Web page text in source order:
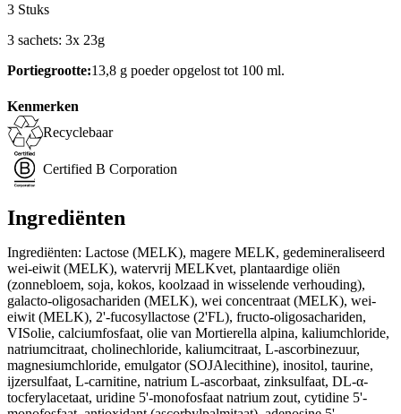
3 Stuks
3 sachets: 3x 23g
Portiegrootte:13,8 g poeder opgelost tot 100 ml.
Kenmerken
Recyclebaar
Certified B Corporation
Ingrediënten
Ingrediënten: Lactose (MELK), magere MELK, gedemineraliseerd
wei-eiwit (MELK), watervrij MELKvet, plantaardige oliën
(zonnebloem, soja, kokos, koolzaad in wisselende verhouding),
galacto-oligosachariden (MELK), wei concentraat (MELK), wei-
eiwit (MELK), 2'-fucosyllactose (2'FL), fructo-oligosachariden,
VISolie, calciumfosfaat, olie van Mortierella alpina, kaliumchloride,
natriumcitraat, cholinechloride, kaliumcitraat, L-ascorbinezuur,
magnesiumchloride, emulgator (SOJAlecithine), inositol, taurine,
ijzersulfaat, L-carnitine, natrium L-ascorbaat, zinksulfaat, DL-α-
tocferylacetaat, uridine 5'-monofosfaat natrium zout, cytidine 5'-